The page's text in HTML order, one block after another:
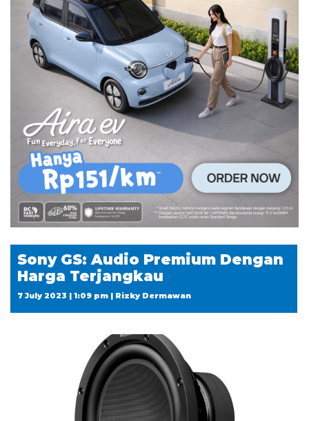
Sony GS: Audio Premium Dengan
Harga Terjangkau
7 July 2023 | 1:09 pm | Rizky Dermawan